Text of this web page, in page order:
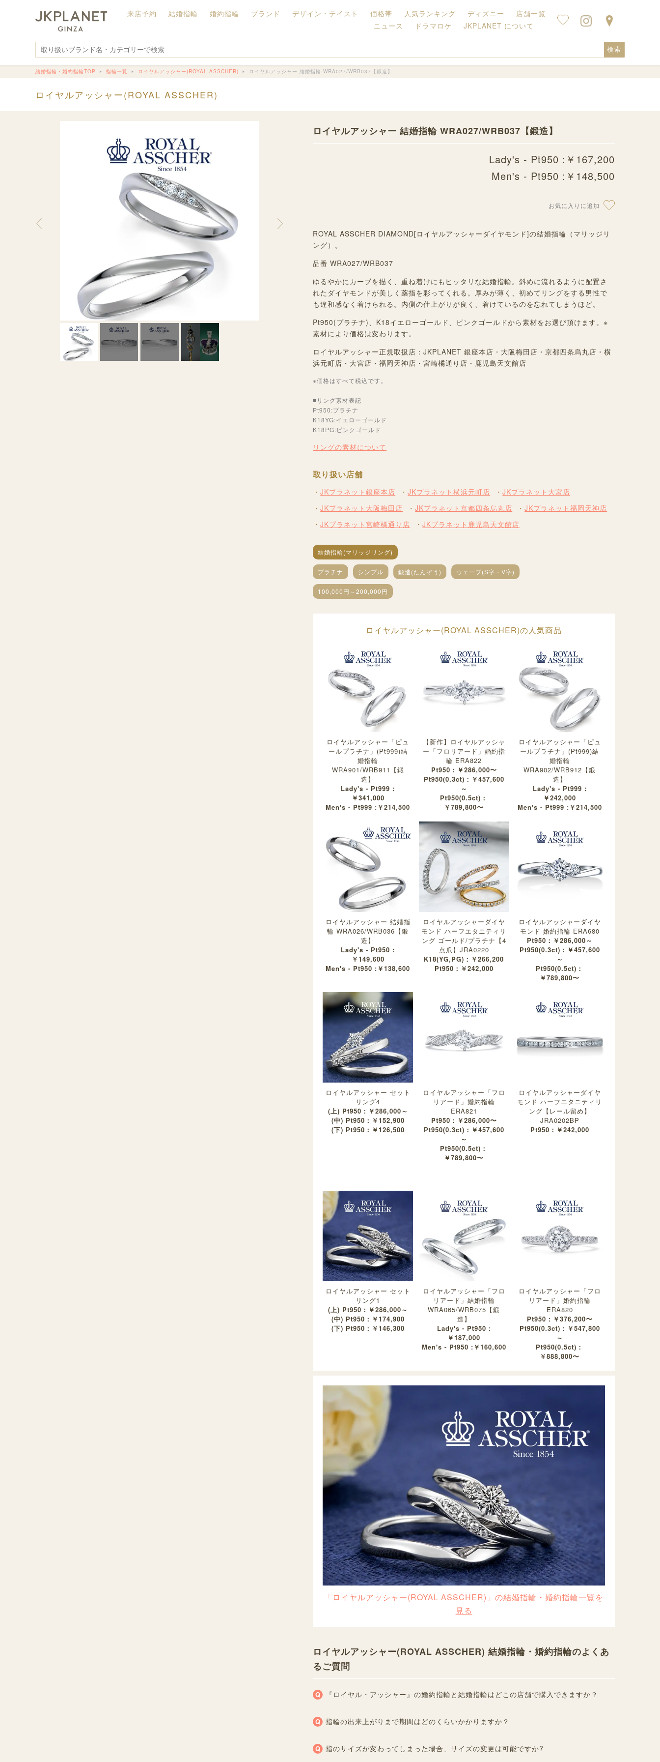
来店予約 結婚指輪 婚約指輪 ブランド デザイン・テイスト 価格帯 人気ランキング ディズニー
店舗一覧
ニュース
ドラマロケ JKPLANET について
検索
結婚指輪・婚約指輪TOP 指輪一覧 ロイヤルアッシャー(ROYAL ASSCHER) ロイヤルアッシャー 結婚指輪 WRA027/WRB037【鍛造】
ロイヤルアッシャー(ROYAL ASSCHER)
ロイヤルアッシャー 結婚指輪 WRA027/WRB037【鍛造】
Lady's - Pt950 :￥167,200
Men's - Pt950 :￥148,500
お気に入りに追加
ROYAL ASSCHER DIAMOND[ロイヤルアッシャーダイヤモンド]の結婚指輪（マリッジリ
ング）。
品番 WRA027/WRB037
ゆるやかにカーブを描く、重ね着けにもピッタリな結婚指輪。斜めに流れるように配置さ
れたダイヤモンドが美しく薬指を彩ってくれる。厚みが薄く、初めてリングをする男性で
も違和感なく着けられる。内側の仕上がりが良く、着けているのを忘れてしまうほど。
Pt950(プラチナ)、K18イエローゴールド、ピンクゴールドから素材をお選び頂けます。※
素材により価格は変わります。
ロイヤルアッシャー正規取扱店：JKPLANET 銀座本店・大阪梅田店・京都四条烏丸店・横
浜元町店・大宮店・福岡天神店・宮崎橘通り店・鹿児島天文館店
※価格はすべて税込です。
■リング素材表記
Pt950:プラチナ
K18YG:イエローゴールド
K18PG:ピンクゴールド
リングの素材について
取り扱い店舗
JKプラネット銀座本店 JKプラネット横浜元町店
JKプラネット大宮店
JKプラネット大阪梅田店
JKプラネット京都四条烏丸店
JKプラネット福岡天神店
JKプラネット宮崎橘通り店
JKプラネット鹿児島天文館店
結婚指輪(マリッジリング)
プラチナ シンプル 鍛造(たんぞう) ウェーブ(S字・V字)
100,000円～200,000円
ロイヤルアッシャー(ROYAL ASSCHER)の人気商品
ロイヤルアッシャー「ピュ
ールプラチナ」(Pt999)結
婚指輪
WRA901/WRB911【鍛
造】
Lady's - Pt999 :
￥341,000
Men's - Pt999 :￥214,500
【新作】ロイヤルアッシャ
ー「フロリアード」婚約指
輪 ERA822
Pt950：￥286,000〜
Pt950(0.3ct)：￥457,600
～
Pt950(0.5ct)：
￥789,800〜
ロイヤルアッシャー「ピュ
ールプラチナ」(Pt999)結
婚指輪
WRA902/WRB912【鍛
造】
Lady's - Pt999 :
￥242,000
Men's - Pt999 :￥214,500
ロイヤルアッシャー 結婚指
輪 WRA026/WRB036【鍛
造】
Lady's - Pt950 :
￥149,600
Men's - Pt950 :￥138,600
ロイヤルアッシャーダイヤ
モンド ハーフエタニティリ
ング ゴールド/プラチナ【4
点爪】JRA0220
K18(YG,PG)：￥266,200
Pt950：￥242,000
ロイヤルアッシャーダイヤ
モンド 婚約指輪 ERA680
Pt950：￥286,000～
Pt950(0.3ct)：￥457,600
～
Pt950(0.5ct)：
￥789,800〜
ロイヤルアッシャー セット
リング4
(上) Pt950：￥286,000～
(中) Pt950：￥152,900
(下) Pt950：￥126,500
ロイヤルアッシャー「フロ
リアード」婚約指輪
ERA821
Pt950：￥286,000〜
Pt950(0.3ct)：￥457,600
～
Pt950(0.5ct)：
￥789,800〜
ロイヤルアッシャーダイヤ
モンド ハーフエタニティリ
ング【レール留め】
JRA0202BP
Pt950：￥242,000
ロイヤルアッシャー セット
リング1
(上) Pt950：￥286,000～
(中) Pt950：￥174,900
(下) Pt950：￥146,300
ロイヤルアッシャー「フロ
リアード」結婚指輪
WRA065/WRB075【鍛
造】
Lady's - Pt950 :
￥187,000
Men's - Pt950 :￥160,600
ロイヤルアッシャー「フロ
リアード」婚約指輪
ERA820
Pt950：￥376,200〜
Pt950(0.3ct)：￥547,800
～
Pt950(0.5ct)：
￥888,800〜
「ロイヤルアッシャー(ROYAL ASSCHER)」の結婚指輪・婚約指輪一覧を
見る
ロイヤルアッシャー(ROYAL ASSCHER) 結婚指輪・婚約指輪のよくあ
るご質問
『ロイヤル・アッシャー』の婚約指輪と結婚指輪はどこの店舗で購入できますか？
指輪の出来上がりまで期間はどのくらいかかりますか？
指のサイズが変わってしまった場合、サイズの変更は可能ですか?